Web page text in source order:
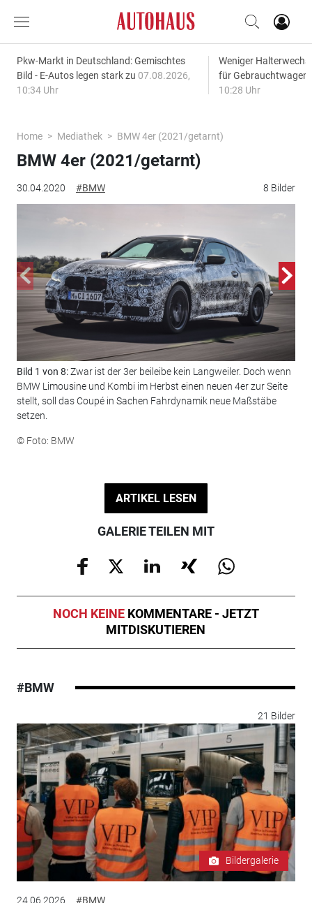
Pkw-Markt in Deutschland: Gemischtes
Bild - E-Autos legen stark zu 07.08.2026,
10:34 Uhr
Weniger
für
10:28 Uhr
Home Mediathek BMW 4er (2021/getarnt)
30.04.2020 #BMW 8 Bilder
BMW 4er (2021/getarnt)
Bild 1 von 8:Zwar ist der 3er beileibe kein Langweiler. Doch wenn
BMW Limousine und Kombi im Herbst einen neuen 4er zur Seite
stellt, soll das Coupé in Sachen Fahrdynamik neue Maßstäbe
setzen.
© Foto: BMW
ARTIKEL LESEN
GALERIE TEILEN MIT
NOCH KEINE KOMMENTARE - JETZT
MITDISKUTIEREN
#BMW
21 Bilder
Bildergalerie
24.06.2026 #BMW